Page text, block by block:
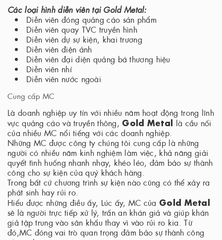
Các loại hình diễn viên tại Gold Metal:
Diễn viên đóng quảng cáo sản phẩm
Diễn viên quay TVC truyền hình
Diễn viên dự sự kiện, khai trương
Diễn viên điện ảnh
Diễn viên đại diện quảng bá thương hiệu
Diễn viên nhí
Diễn viên nước ngoài
Cung cấp MC
Là doanh nghiệp uy tín với nhiều năm hoạt động trong lĩnh
vực quảng cáo và truyền thông, Gold Metal là cầu nối
của nhiều MC nổi tiếng với các doanh nghiệp.
Những MC được công ty chúng tôi cung cấp là những
người có nhiều năm kinh nghiệm làm việc, khả năng giải
quyết tình huống nhanh nhạy, khéo léo, đảm bảo sự thành
công cho sự kiện của quý khách hàng.
Trong bất cứ chương trình sự kiện nào cũng có thể xảy ra
phát sinh hay rủi ro.
Hiểu được những điều ấy, Lúc ấy, MC của Gold Metal
sẽ là người trực tiếp xử lý, trấn an khán giả và giúp khán
giả tập trung vào sân khấu thay vì vào rủi ro kia. Từ
đó,MC đóng vai trò quan trọng đảm bảo sự thành công